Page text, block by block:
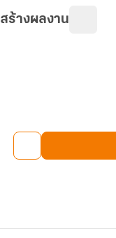
สร้างผลงาน